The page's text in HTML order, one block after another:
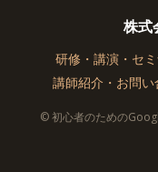
株式
研修・講演・セ
講師紹介・お問い
© 初心者のための